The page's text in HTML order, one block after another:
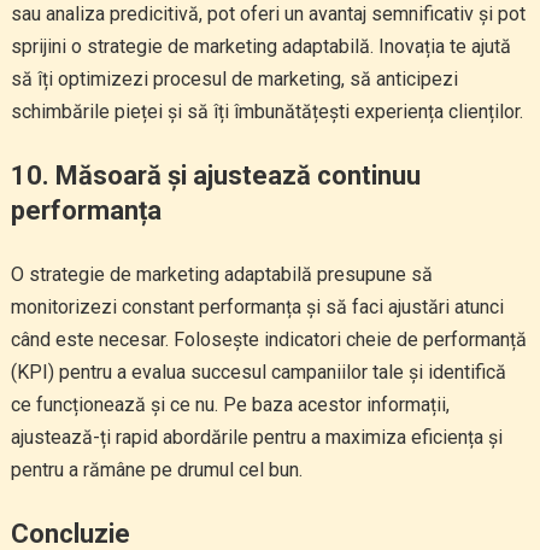
sau analiza predicitivă, pot oferi un avantaj semnificativ și pot
sprijini o strategie de marketing adaptabilă. Inovația te ajută
să îți optimizezi procesul de marketing, să anticipezi
schimbările pieței și să îți îmbunătățești experiența clienților.
10. Măsoară și ajustează continuu
performanța
O strategie de marketing adaptabilă presupune să
monitorizezi constant performanța și să faci ajustări atunci
când este necesar. Folosește indicatori cheie de performanță
(KPI) pentru a evalua succesul campaniilor tale și identifică
ce funcționează și ce nu. Pe baza acestor informații,
ajustează-ți rapid abordările pentru a maximiza eficiența și
pentru a rămâne pe drumul cel bun.
Concluzie